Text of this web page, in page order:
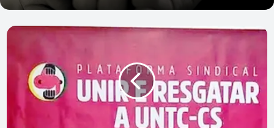
Tribunal
sindicatos
filiados